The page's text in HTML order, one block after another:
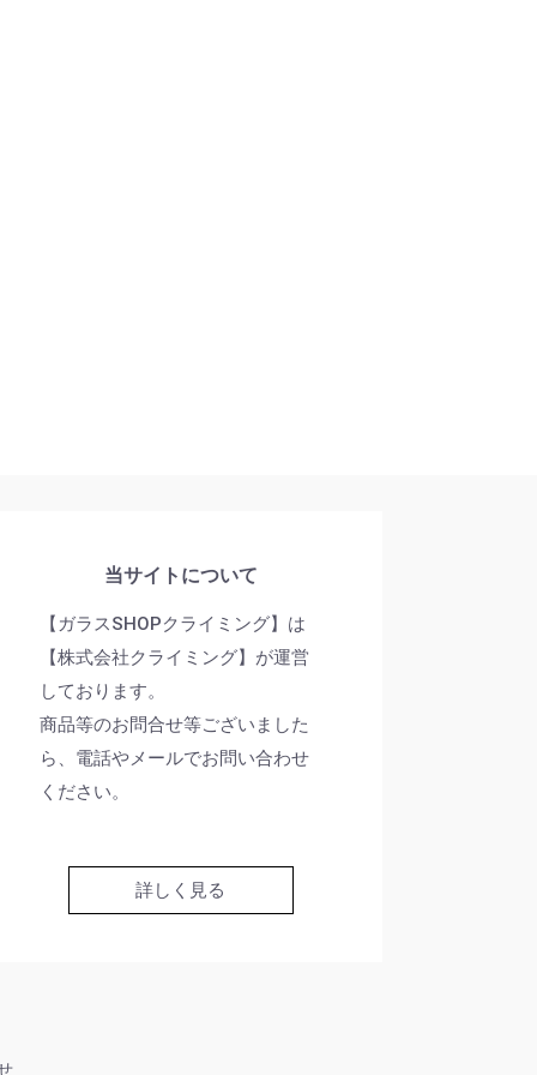
当サイトについて
【ガラスSHOPクライミング】は
【株式会社クライミング】が運営
しております。
商品等のお問合せ等ございました
ら、電話やメールでお問い合わせ
ください。
詳しく見る